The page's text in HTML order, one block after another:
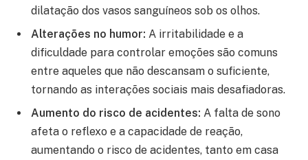
dilatação dos vasos sanguíneos sob os olhos.
Alterações no humor: A irritabilidade e a
dificuldade para controlar emoções são comuns
entre aqueles que não descansam o suficiente,
tornando as interações sociais mais desafiadoras.
Aumento do risco de acidentes: A falta de sono
afeta o reflexo e a capacidade de reação,
aumentando o risco de acidentes, tanto em casa